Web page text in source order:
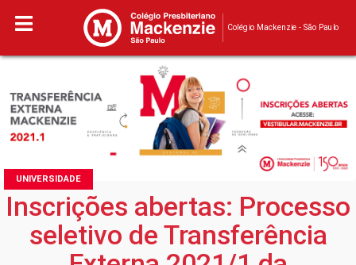
Colégio Mackenzie - São Paulo
UNIVERSIDADE
Inscrições abertas: Processo
seletivo de Transferência